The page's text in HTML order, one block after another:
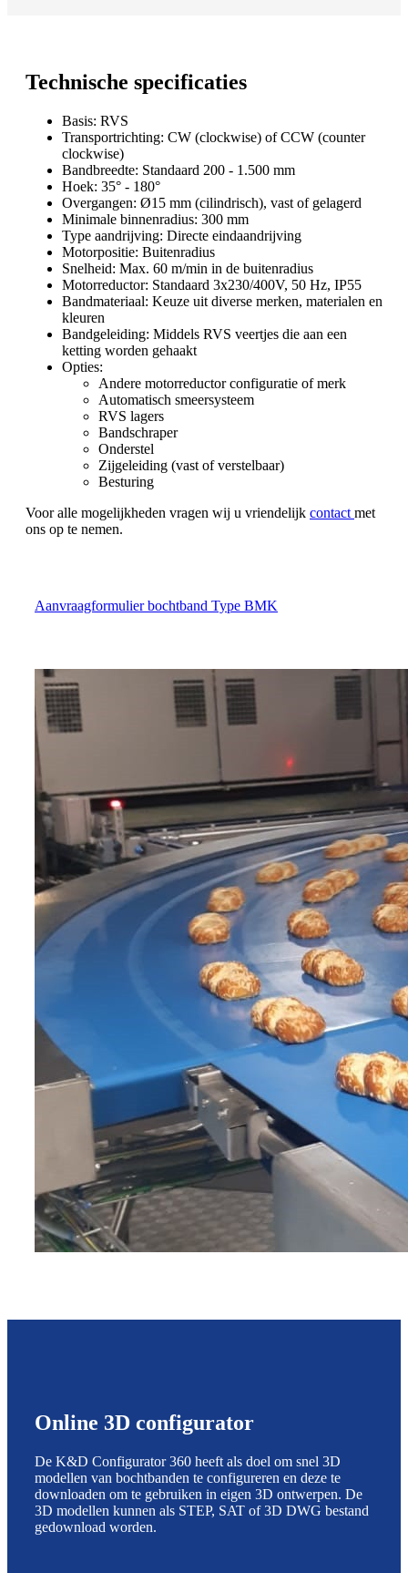
Technische specificaties
Basis: RVS
Transportrichting: CW (clockwise) of CCW (counter
clockwise)
Bandbreedte: Standaard 200 - 1.500 mm
Hoek: 35° - 180°
Overgangen: Ø15 mm (cilindrisch), vast of gelagerd
Minimale binnenradius: 300 mm
Type aandrijving: Directe eindaandrijving
Motorpositie: Buitenradius
Snelheid: Max. 60 m/min in de buitenradius
Motorreductor: Standaard 3x230/400V, 50 Hz, IP55
Bandmateriaal: Keuze uit diverse merken, materialen en
kleuren
Bandgeleiding: Middels RVS veertjes die aan een
ketting worden gehaakt
Opties:
Andere motorreductor configuratie of merk
Automatisch smeersysteem
RVS lagers
Bandschraper
Onderstel
Zijgeleiding (vast of verstelbaar)
Besturing
Voor alle mogelijkheden vragen wij u vriendelijk contact met
ons op te nemen.
Aanvraagformulier bochtband Type BMK
Online 3D configurator
De K&D Configurator 360 heeft als doel om snel 3D
modellen van bochtbanden te configureren en deze te
downloaden om te gebruiken in eigen 3D ontwerpen. De
3D modellen kunnen als STEP, SAT of 3D DWG bestand
gedownload worden.